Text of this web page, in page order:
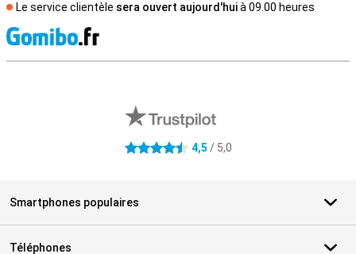
Le service clientèle sera ouvert aujourd'huià 09.00 heures
4.5 étoiles 4,5 / 5,0
Smartphones populaires
Téléphones